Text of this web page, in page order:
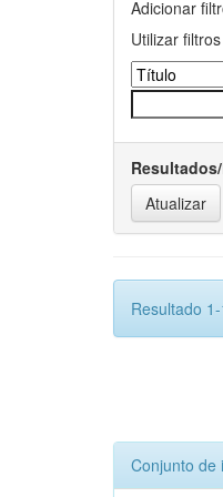
Adicionar
Utilizar
Resultado
Conjunto de